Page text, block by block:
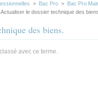
> Bac Pro > Bac Pro
Actualiser le dossier technique des
des biens.
avec ce terme.